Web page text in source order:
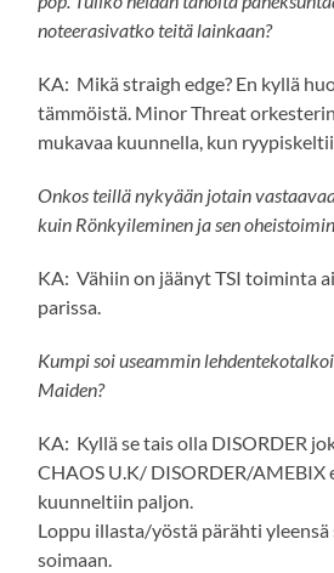
noteerasivatko teitä lainkaan?
KA: Mikä straigh edge? En kyllä
tämmöistä. Minor Threat
mukavaa kuunnella, kun
Onkos teillä nykyään jotain
kuin Rönkyileminen ja sen
KA: Vähiin on jäänyt TSI toiminta
parissa.
Kumpi soi useammin
Maiden?
KA: Kyllä se tais olla DISORDER
CHAOS U.K/ DISORDER/
kuunneltiin paljon.
Loppu illasta/yöstä pärähti
soimaan.